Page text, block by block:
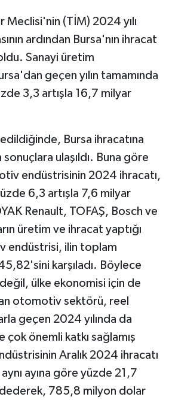
Meclisi'nin (TİM) 2024 yılı
ardından Bursa'nın ihracat
Sanayi üretim
geçen yılın tamamında
3,3 artışla 16,7 milyar
Bursa ihracatına
ulaşıldı. Buna göre
endüstrisinin 2024 ihracatı,
6,3 artışla 7,6 milyar
Renault, TOFAŞ, Bosch ve
üretim ve ihracat yaptığı
endüstrisi, ilin toplam
karşıladı. Böylece
ülke ekonomisi için de
otomotiv sektörü, reel
geçen 2024 yılında da
önemli katkı sağlamış
Aralık 2024 ihracatı
ayına göre yüzde 21,7
785,8 milyon dolar